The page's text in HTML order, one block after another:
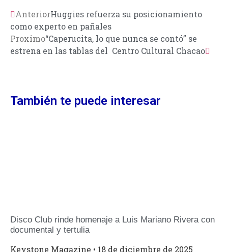
AnteriorHuggies refuerza su posicionamiento
como experto en pañales
Proximo“Caperucita, lo que nunca se contó” se
estrena en las tablas del Centro Cultural Chacao
También te puede interesar
Disco Club rinde homenaje a Luis Mariano Rivera con
documental y tertulia
Keystone Magazine 18 de diciembre de 2025